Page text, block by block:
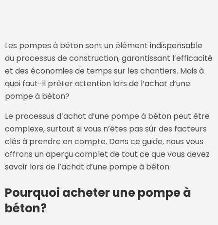
Les pompes à béton sont un élément indispensable
du processus de construction, garantissant l’efficacité
et des économies de temps sur les chantiers. Mais à
quoi faut-il prêter attention lors de l’achat d’une
pompe à béton?
Le processus d’achat d’une pompe à béton peut être
complexe, surtout si vous n’êtes pas sûr des facteurs
clés à prendre en compte. Dans ce guide, nous vous
offrons un aperçu complet de tout ce que vous devez
savoir lors de l’achat d’une pompe à béton.
Pourquoi acheter une pompe à
béton?